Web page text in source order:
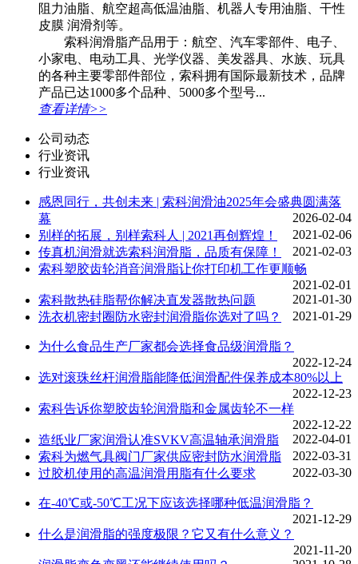
阻力油脂、航空超高低温油脂、机器人专用油脂、干性
皮膜 润滑剂等。
索科润滑脂产品用于：航空、汽车零部件、电子、
小家电、电动工具、光学仪器、美发器具、水族、玩具
的各种主要零部件部位，索科拥有国际最新技术，品牌
产品已达1000多个品种、5000多个型号...
查看详情>>
公司动态
行业资讯
行业资讯
感恩同行，共创未来 | 索科润滑油2025年会盛典圆满落
幕
2026-02-04
别样的拓展，别样索科人 | 2021再创辉煌！
2021-02-06
传真机润滑就选索科润滑脂，品质有保障！
2021-02-03
索科塑胶齿轮消音润滑脂让你打印机工作更顺畅
2021-02-01
索科散热硅脂帮你解决直发器散热问题
2021-01-30
洗衣机密封圈防水密封润滑脂你选对了吗？
2021-01-29
为什么食品生产厂家都会选择食品级润滑脂？
2022-12-24
选对滚珠丝杆润滑脂能降低润滑配件保养成本80%以上
2022-12-23
索科告诉你塑胶齿轮润滑脂和金属齿轮不一样
2022-12-22
造纸业厂家润滑认准SVKV高温轴承润滑脂
2022-04-01
索科为燃气具阀门厂家供应密封防水润滑脂
2022-03-31
过胶机使用的高温润滑用脂有什么要求
2022-03-30
在-40℃或-50℃工况下应该选择哪种低温润滑脂？
2021-12-29
什么是润滑脂的强度极限？它又有什么意义？
2021-11-20